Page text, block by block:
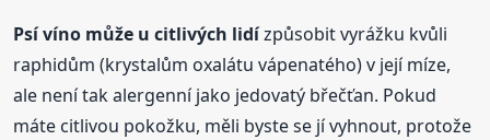
Psí víno může u citlivých lidízpůsobit vyrážku kvůli
raphidům (krystalům oxalátu vápenatého) v její míze,
ale není tak alergenní jako jedovatý břečťan. Pokud
máte citlivou pokožku, měli byste se jí vyhnout, protože